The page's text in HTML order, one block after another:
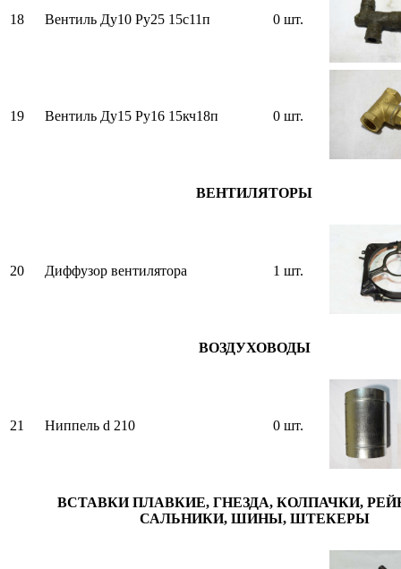
18 Вентиль Ду10 Ру25 15с11п 0 шт.
19 Вентиль Ду15 Ру16 15кч18п 0 шт.
ВЕНТИЛЯТОРЫ
20 Диффузор вентилятора 1 шт.
ВОЗДУХОВОДЫ
21 Ниппель d 210 0 шт.
ВСТАВКИ ПЛАВКИЕ, ГНЕЗДА, КОЛПАЧКИ,
САЛЬНИКИ, ШИНЫ, ШТЕКЕРЫ